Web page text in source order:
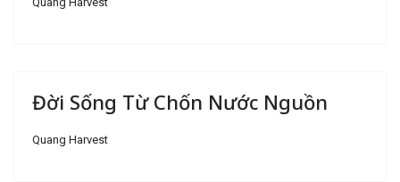
Đời Sống Từ Chốn Nước Nguồn
Quang Harvest